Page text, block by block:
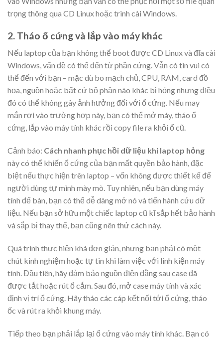
trọng thông qua CD Linux hoặc trình cài Windows.
2. Tháo ổ cứng và lắp vào máy khác
Nếu laptop của bạn không thể boot được CD Linux và đĩa cài
Windows, vấn đề có thể đến từ phần cứng. Vẫn có tin vui có
thể đến với bạn – mặc dù bo mạch chủ, CPU, RAM, card đồ
họa, nguồn hoặc bất cứ bộ phận nào khác bị hỏng nhưng điều
đó có thể không gây ảnh hưởng đối với ổ cứng. Nếu may
mắn rơi vào trường hợp này, bạn có thể mở máy, tháo ổ
cứng, lắp vào máy tính khác rồi copy file ra khỏi ổ cũ.
Cảnh báo: Cách nhanh phục hồi dữ liệu khi laptop hỏng
này có thể khiến ổ cứng của bạn mất quyền bảo hành, đặc
biệt nếu thực hiện trên laptop – vốn không được thiết kế để
người dùng tự mình mày mò. Tuy nhiên, nếu bạn dùng máy
tính để bàn, bạn có thể dễ dàng mở nó và tiến hành cứu dữ
liệu. Nếu bạn sở hữu một chiếc laptop cũ kĩ sắp hết bảo hành
và sắp bị thay thế, bạn cũng nên thử cách này.
Quá trình thực hiện khá đơn giản, nhưng bạn phải có một
chút kinh nghiệm hoặc tự tin khi làm việc với linh kiện máy
tính. Đầu tiên, hãy đảm bảo nguồn điện đằng sau case đã
được tắt hoặc rút ổ cắm. Sau đó, mở case máy tính và xác
định vị trí ổ cứng. Hãy tháo các cáp kết nối tới ổ cứng, tháo
ốc và rút ra khỏi khung máy.
Tiếp theo bạn phải lắp lại ổ cứng vào máy tính khác. Bạn có